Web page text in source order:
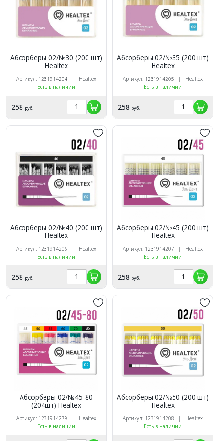
Абсорберы 02/№30 (200 шт)
Healtex
Артикул: 1231914204 | Healtex
Есть в наличии
258 руб.
Абсорберы 02/№35 (200 шт)
Healtex
Артикул: 1231914205 | Healtex
Есть в наличии
258 руб.
Абсорберы 02/№40 (200 шт)
Healtex
Артикул: 1231914206 | Healtex
Есть в наличии
258 руб.
Абсорберы 02/№45 (200 шт)
Healtex
Артикул: 1231914207 | Healtex
Есть в наличии
258 руб.
Абсорберы 02/№45-80
(204шт) Healtex
Артикул: 1231914279 | Healtex
Есть в наличии
Абсорберы 02/№50 (200 шт)
Healtex
Артикул: 1231914208 | Healtex
Есть в наличии